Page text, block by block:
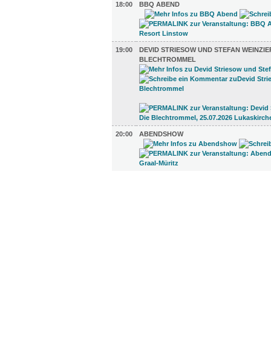
18:00 BBQ ABEND
19:00
DEVID STRIESOW UND STEFAN
BLECHTROMMEL
20:00 ABENDSHOW